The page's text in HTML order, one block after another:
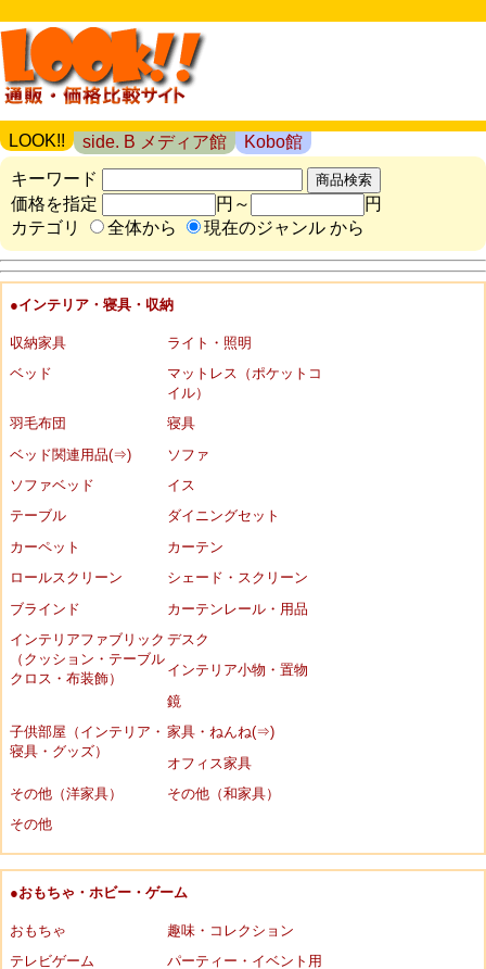
LOOK!! side. B メディア館
Kobo館
キーワード
価格を指定
円～
円
カテゴリ
全体から 現在のジャンル から
●インテリア・寝具・収納
収納家具
ライト・照明
ベッド
マットレス（ポケットコ
イル）
羽毛布団
寝具
ベッド関連用品(⇒)
ソファ
ソファベッド
イス
テーブル
ダイニングセット
カーペット
カーテン
ロールスクリーン
シェード・スクリーン
ブラインド
カーテンレール・用品
インテリアファブリック
（クッション・テーブル
クロス・布装飾）
デスク
インテリア小物・置物
鏡
子供部屋（インテリア・
寝具・グッズ）
家具・ねんね(⇒)
オフィス家具
その他（洋家具）
その他（和家具）
その他
●おもちゃ・ホビー・ゲーム
おもちゃ
趣味・コレクション
テレビゲーム
パーティー・イベント用